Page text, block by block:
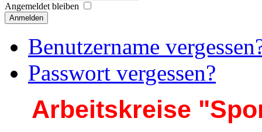
Angemeldet bleiben
Anmelden
Benutzername
Passwort vergessen?
Arbeitskreise